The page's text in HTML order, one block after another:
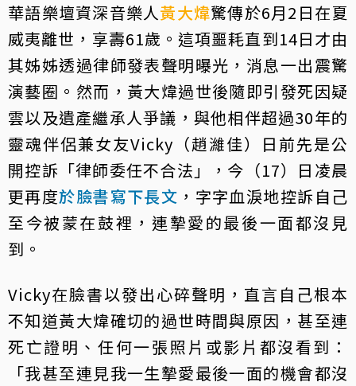
華語樂壇資深音樂人黃大煒驚傳於6月2日在夏
威夷離世，享壽61歲。這項噩耗直到14日才由
其姊姊透過律師發表聲明曝光，消息一出震驚
演藝圈。然而，黃大煒過世後隨即引發死因疑
雲以及遺產繼承人爭議，與他相伴超過30年的
靈魂伴侶兼女友Vicky（趙濰佳）日前先是公
開控訴「律師委任不合法」，今（17）日凌晨
更再度於臉書寫下長文 ，字字血淚地控訴自己
至今被蒙在鼓裡，連摯愛的最後一面都沒見
到。
Vicky在臉書以發出心碎聲明，直言自己根本
不知道黃大煒確切的過世時間與原因，甚至連
死亡證明、任何一張照片或影片都沒看到：
「我甚至連見我一生摯愛最後一面的機會都沒